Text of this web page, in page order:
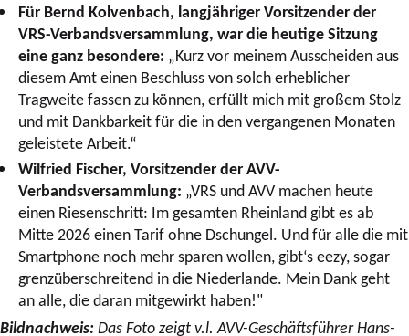
Für Bernd Kolvenbach, langjähriger Vorsitzender der
VRS-Verbandsversammlung, war die heutige Sitzung
eine ganz besondere: „Kurz vor meinem Ausscheiden aus
diesem Amt einen Beschluss von solch erheblicher
Tragweite fassen zu können, erfüllt mich mit großem Stolz
und mit Dankbarkeit für die in den vergangenen Monaten
geleistete Arbeit.“
Wilfried Fischer, Vorsitzender der AVV-
Verbandsversammlung: „VRS und AVV machen heute
einen Riesenschritt: Im gesamten Rheinland gibt es ab
Mitte 2026 einen Tarif ohne Dschungel. Und für alle die mit
Smartphone noch mehr sparen wollen, gibt‘s eezy, sogar
grenzüberschreitend in die Niederlande. Mein Dank geht
an alle, die daran mitgewirkt haben!"
Bildnachweis:Das Foto zeigt v.l. AVV-Geschäftsführer Hans-